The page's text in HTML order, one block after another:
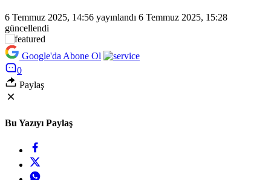
6 Temmuz 2025, 14:56 yayınlandı 6 Temmuz 2025, 15:28
güncellendi
Google'da Abone Ol
0
Paylaş
Bu Yazıyı Paylaş